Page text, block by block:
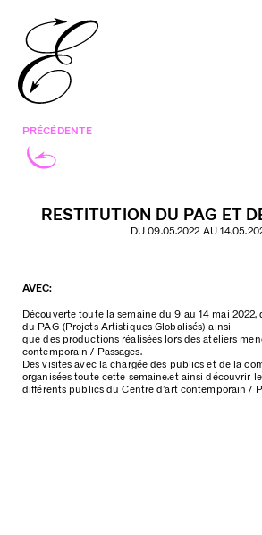
PRÉCÉDENTE
RESTITUTION DU PAG ET
DU 09.05.2022 AU
AVEC:
Découverte toute la semaine du 9 au 14 mai 2022,
du PAG (Projets Artistiques Globalisés) ainsi
que des productions réalisées lors des ateliers
contemporain / Passages.
Des visites avec la chargée des publics et de la
organisées toute cette semaine.et ainsi découvrir
différents publics du Centre d’art contemporain /